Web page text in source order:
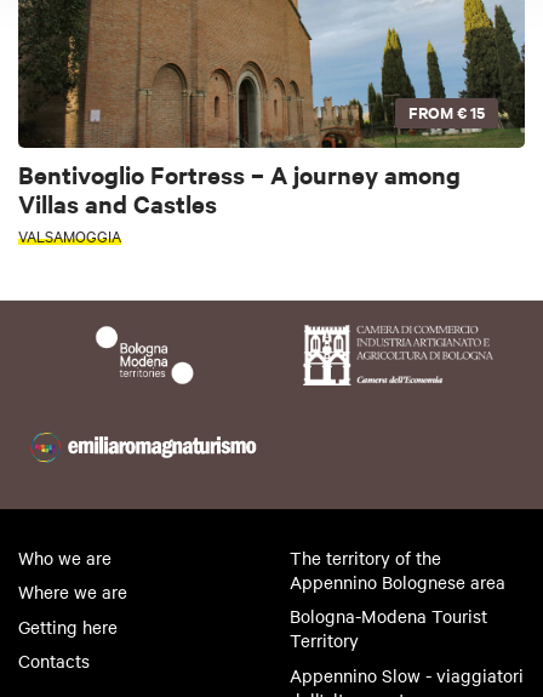
FROM€ 15
Bentivoglio Fortress – A journey among
Villas and Castles
VALSAMOGGIA
Who we are
Where we are
Getting here
Contacts
The territory of the
Appennino Bolognese area
Bologna-Modena Tourist
Territory
Appennino Slow - viaggiatori